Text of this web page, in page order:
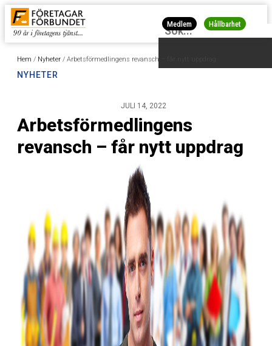
Medlem Hållbarhet
Hem / Nyheter / Arbetsförmedlingens revansch – får nytt uppdrag
NYHETER
JULI 14, 2022
Arbetsförmedlingens
revansch – får nytt uppdrag